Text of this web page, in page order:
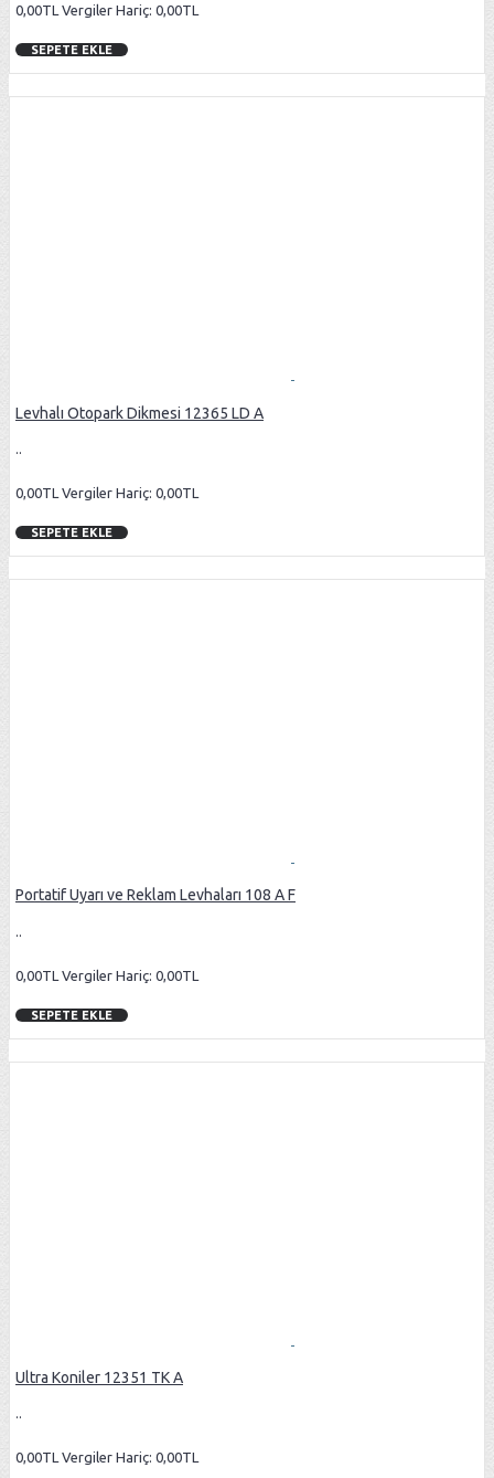
0,00TL Vergiler Hariç: 0,00TL
SEPETE EKLE
Levhalı Otopark Dikmesi 12365 LD A
..
0,00TL Vergiler Hariç: 0,00TL
SEPETE EKLE
Portatif Uyarı ve Reklam Levhaları 108 A F
0,00TL Vergiler Hariç: 0,00TL
SEPETE EKLE
Ultra Koniler 12351 TK A
..
0,00TL Vergiler Hariç: 0,00TL